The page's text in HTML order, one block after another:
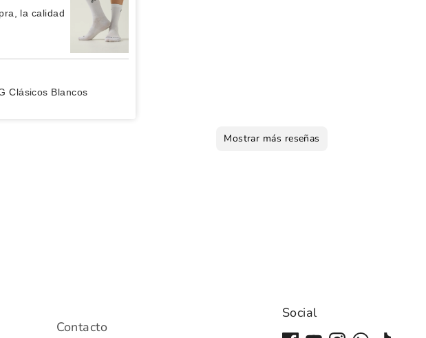
la calidad
Clásicos Blancos
Mostrar más reseñas
Contacto
Social